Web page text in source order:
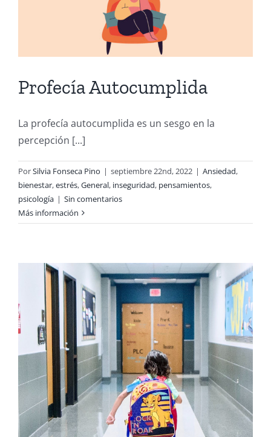
Profecía Autocumplida
La profecía autocumplida es un sesgo en la
percepción [...]
PorSilvia Fonseca Pino | septiembre 22nd, 2022 | Ansiedad,
bienestar,estrés,General, inseguridad, pensamientos,
psicología | Sin comentarios
Más información